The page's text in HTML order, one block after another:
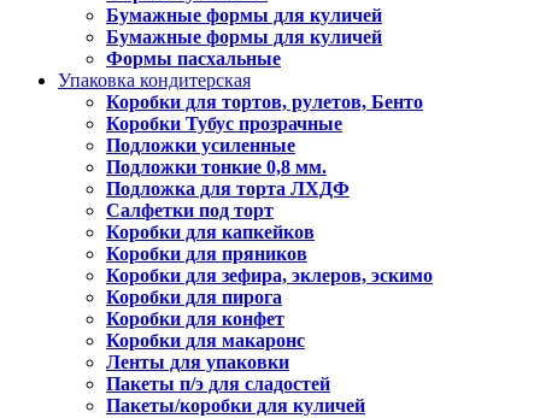
Бумажные формы для куличей
Бумажные формы для куличей
Формы пасхальные
Упаковка кондитерская
Коробки для тортов, рулетов, Бенто
Коробки Тубус прозрачные
Подложки усиленные
Подложки тонкие 0,8 мм.
Подложка для торта ЛХДФ
Салфетки под торт
Коробки для капкейков
Коробки для пряников
Коробки для зефира, эклеров, эскимо
Коробки для пирога
Коробки для конфет
Коробки для макаронс
Ленты для упаковки
Пакеты п/э для сладостей
Пакеты/коробки для куличей